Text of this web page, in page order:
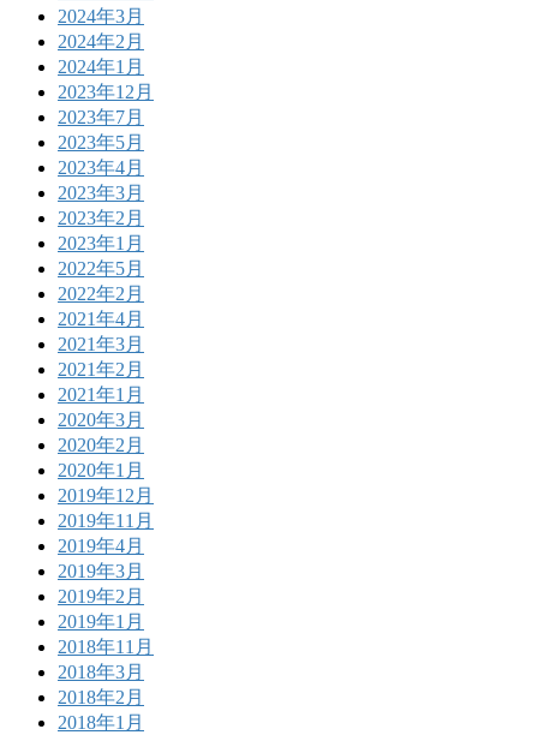
2024年3月
2024年2月
2024年1月
2023年12月
2023年7月
2023年5月
2023年4月
2023年3月
2023年2月
2023年1月
2022年5月
2022年2月
2021年4月
2021年3月
2021年2月
2021年1月
2020年3月
2020年2月
2020年1月
2019年12月
2019年11月
2019年4月
2019年3月
2019年2月
2019年1月
2018年11月
2018年3月
2018年2月
2018年1月